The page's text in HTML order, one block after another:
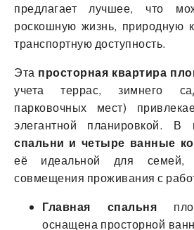
предлагает лучшее, что
роскошную жизнь, природную
транспортную доступность.
Эта просторная квартира
учета террас, зимнего
парковочных мест)
элегантной планировкой. В
спальни и четыре ванные
её идеальной для семей,
совмещения проживания с
Главная спальня
оснащена просторной